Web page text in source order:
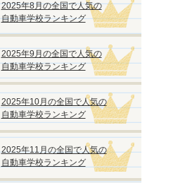
2025年8月の全国で人気の
自動車学校ランキング
2025年9月の全国で人気の
自動車学校ランキング
2025年10月の全国で人気の
自動車学校ランキング
2025年11月の全国で人気の
自動車学校ランキング